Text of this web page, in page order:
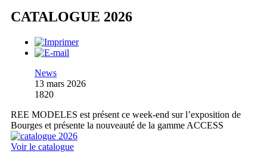
CATALOGUE 2026
News
13 mars 2026
1820
REE MODELES est présent ce week-end sur l’exposition de
Bourges et présente la nouveauté de la gamme ACCESS
Voir le catalogue